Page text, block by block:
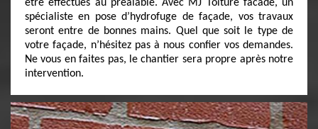
être effectués au préalable. Avec MJ Toiture facade, un
spécialiste en pose d’hydrofuge de façade, vos travaux
seront entre de bonnes mains. Quel que soit le type de
votre façade, n’hésitez pas à nous confier vos demandes.
Ne vous en faites pas, le chantier sera propre après notre
intervention.